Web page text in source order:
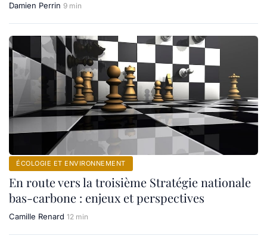
Damien Perrin 9 min
ÉCOLOGIE ET ENVIRONNEMENT
En route vers la troisième Stratégie nationale
bas-carbone : enjeux et perspectives
Camille Renard 12 min